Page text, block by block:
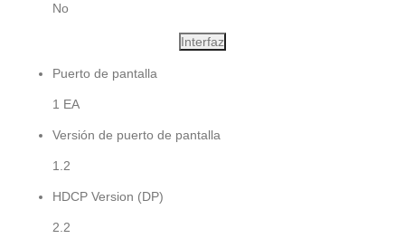
No
Interfaz
Puerto de pantalla
1 EA
Versión de puerto de pantalla
1.2
HDCP Version (DP)
2.2